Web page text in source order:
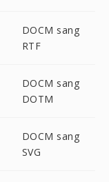
DOCM sang
RTF
DOCM sang
DOTM
DOCM sang
SVG